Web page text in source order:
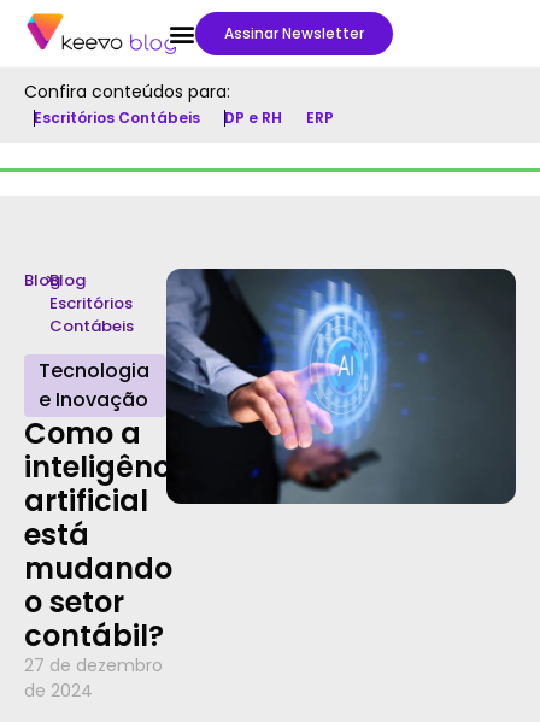
Assinar Newsletter
Confira conteúdos para:
Escritórios Contábeis DP e RH ERP
Blog
>Blog
Escritórios
Contábeis
Tecnologia
e Inovação
Como a
inteligência
artificial
está
mudando
o setor
contábil?
27 de dezembro
de 2024